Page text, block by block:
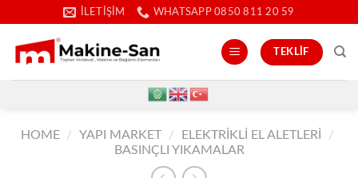
İLETIŞIM WHATSAPP 0850 811 20 59
TEKLIF
HOME / YAPI MARKET / ELEKTRIKLI EL ALETLERI
/
BASINÇLI YIKAMALAR